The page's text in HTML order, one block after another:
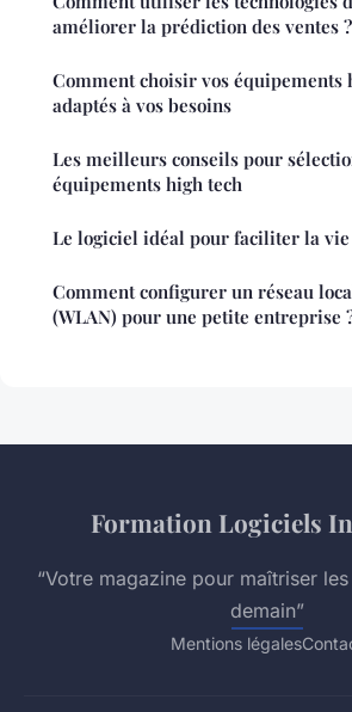
améliorer la prédiction des ventes ?
Comment choisir vos équipements
adaptés à vos besoins
Les meilleurs conseils pour
équipements high tech
Le logiciel idéal pour faciliter la vie
Comment configurer un réseau
(WLAN) pour une petite entreprise
Formation Logiciels
“Votre magazine pour maîtriser
demain”
Mentions légales